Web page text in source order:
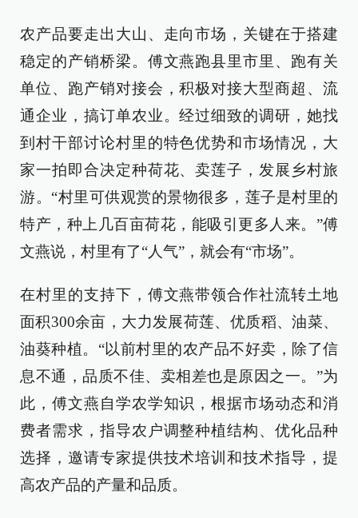
农产品要走出大山、走向市场，关键在于搭建
稳定的产销桥梁。傅文燕跑县里市里、跑有关
单位、跑产销对接会，积极对接大型商超、流
通企业，搞订单农业。经过细致的调研，她找
到村干部讨论村里的特色优势和市场情况，大
家一拍即合决定种荷花、卖莲子，发展乡村旅
游。“村里可供观赏的景物很多，莲子是村里的
特产，种上几百亩荷花，能吸引更多人来。”傅
文燕说，村里有了“人气”，就会有“市场”。
在村里的支持下，傅文燕带领合作社流转土地
面积300余亩，大力发展荷莲、优质稻、油菜、
油葵种植。“以前村里的农产品不好卖，除了信
息不通，品质不佳、卖相差也是原因之一。”为
此，傅文燕自学农学知识，根据市场动态和消
费者需求，指导农户调整种植结构、优化品种
选择，邀请专家提供技术培训和技术指导，提
高农产品的产量和品质。